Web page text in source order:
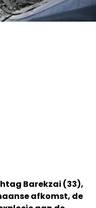
Barekzai (33),
afkomst, de